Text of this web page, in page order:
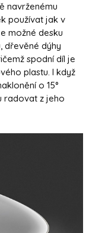
navrženému
používat jak v
možné desku
dřevěné dýhy
spodní díl je
plastu. I když
o 15°
radovat z jeho